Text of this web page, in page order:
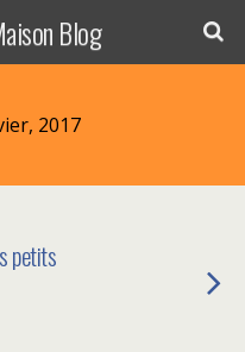
Blog
2017
petits